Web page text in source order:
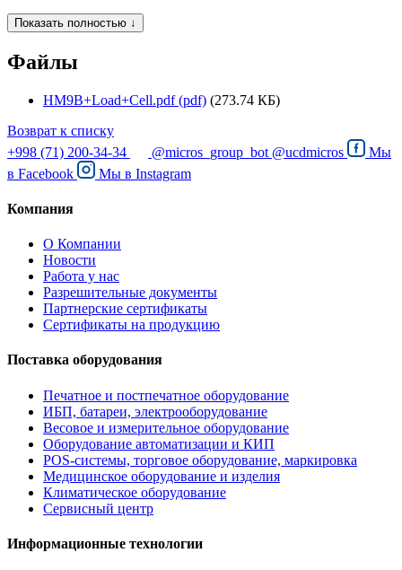
Показать полностью ↓
Файлы
HM9B+Load+Cell.pdf (pdf) (273.74 КБ)
Возврат к списку
+998 (71) 200-34-34
@micros_group_bot @ucdmicros
Мы
в Facebook Мы в Instagram
Компания
О Компании
Новости
Работа у нас
Разрешительные документы
Партнерские сертификаты
Сертификаты на продукцию
Поставка оборудования
Печатное и постпечатное оборудование
ИБП, батареи, электрооборудование
Весовое и измерительное оборудование
Оборудование автоматизации и КИП
POS-системы, торговое оборудование, маркировка
Медицинское оборудование и изделия
Климатическое оборудование
Сервисный центр
Информационные технологии